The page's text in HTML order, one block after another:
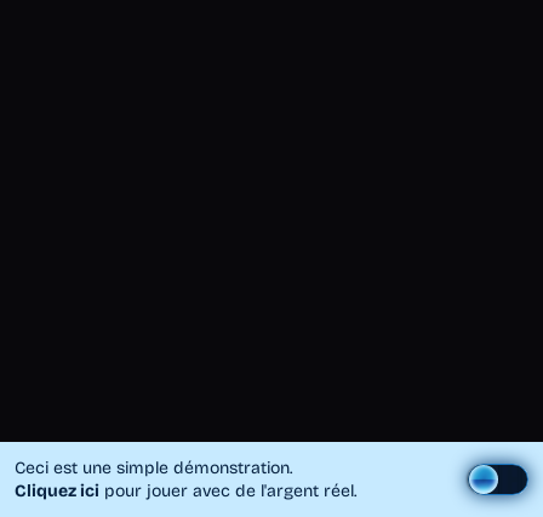
Ceci est une simple démonstration.
Cliquez ici pour jouer avec de l'argent réel.